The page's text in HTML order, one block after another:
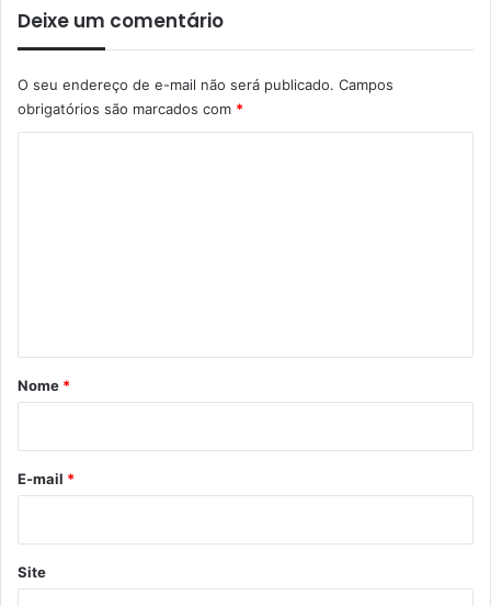
Deixe um comentário
O seu endereço de e-mail não será publicado. Campos
obrigatórios são marcados com *
r
*
Nome *
E-mail *
Site